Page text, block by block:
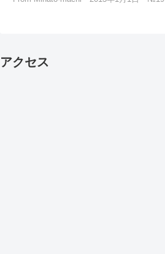
アクセス